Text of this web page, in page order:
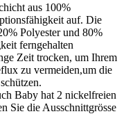
aus 100%
auf. Die
Polyester und 80%
ferngehalten
Zeit trocken, um Ihrem
zu vermeiden,um die
Baby hat 2 nickelfreien
Sie die Ausschnittgrösse